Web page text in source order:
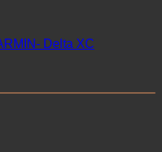
Delta XC